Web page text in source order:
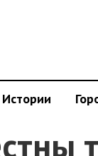
Истории